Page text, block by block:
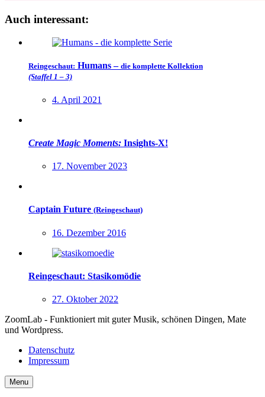
Auch interessant:
Reingeschaut: Humans– die komplette Kollektion
(Staffel 1 – 3)
4. April 2021
Create Magic Moments: Insights-X!
17. November 2023
Captain Future (Reingeschaut)
16. Dezember 2016
Reingeschaut: Stasikomödie
27. Oktober 2022
ZoomLab - Funktioniert mit guter Musik, schönen Dingen, Mate
und Wordpress.
Datenschutz
Impressum
Menu